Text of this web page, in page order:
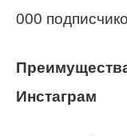
000
Инстаграм